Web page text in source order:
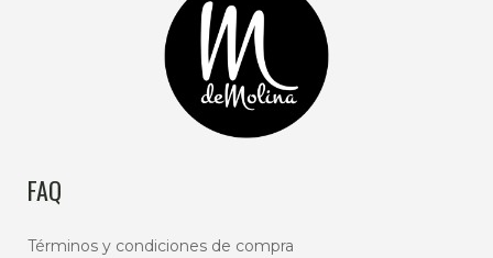
FAQ
Términos y condiciones de compra